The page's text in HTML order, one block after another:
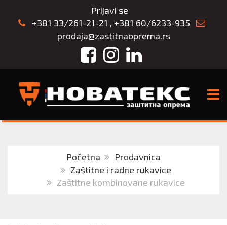
Prijavi se
+381 33/261-21-21 , +381 60/6233-935
prodaja@zastitnaoprema.rs
FacebookInstagram
LinkedIn
Početna
Prodavnica
Zaštitne i radne rukavice
Zaštitne kombinovane rukavice